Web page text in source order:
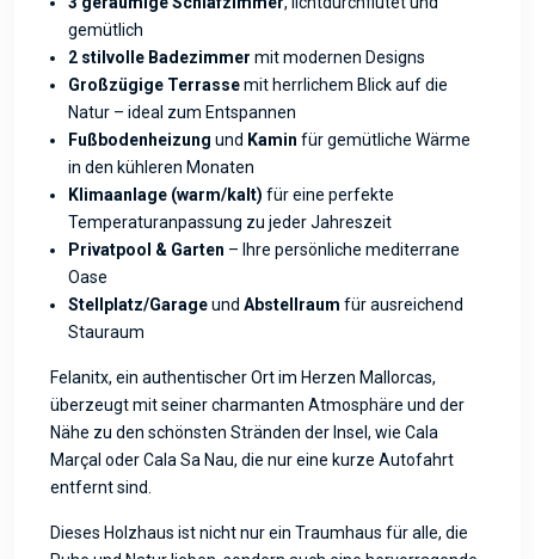
gemütlich
2 stilvolle Badezimmer mit modernen Designs
Großzügige Terrassemit herrlichem Blick auf die
Natur – ideal zum Entspannen
Fußbodenheizung und Kamin für gemütliche Wärme
in den kühleren Monaten
Klimaanlage (warm/kalt) für eine perfekte
Temperaturanpassung zu jeder Jahreszeit
Privatpool & Garten – Ihre persönliche mediterrane
Oase
Stellplatz/Garageund Abstellraum für ausreichend
Stauraum
Felanitx, ein authentischer Ort im Herzen Mallorcas,
überzeugt mit seiner charmanten Atmosphäre und der
Nähe zu den schönsten Stränden der Insel, wie Cala
Marçal oder Cala Sa Nau, die nur eine kurze Autofahrt
entfernt sind.
Dieses Holzhaus ist nicht nur ein Traumhaus für alle, die